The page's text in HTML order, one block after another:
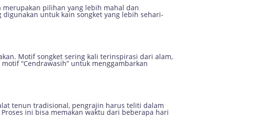
pilihan yang lebih mahal dan
untuk kain songket yang lebih sehari-
Motif songket sering kali terinspirasi dari alam,
“Cendrawasih” untuk menggambarkan
tenun tradisional, pengrajin harus teliti dalam
ini bisa memakan waktu dari beberapa hari